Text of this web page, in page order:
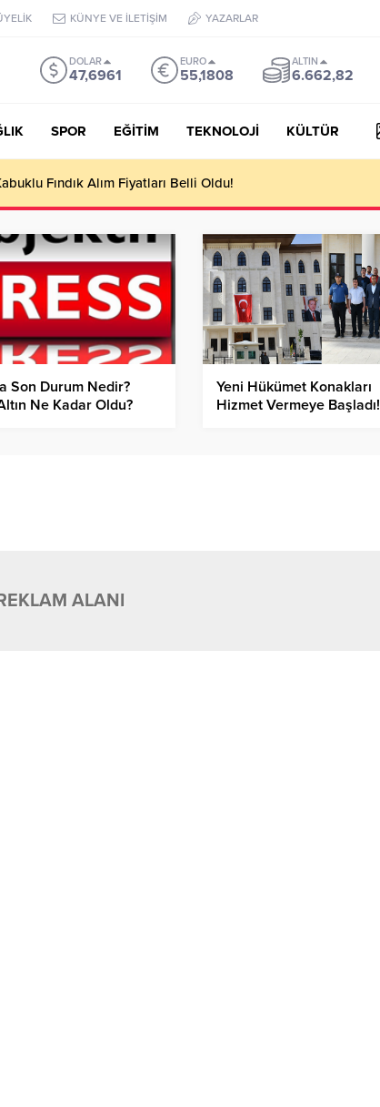
KÜNYE VE İLETİŞİM YAZARLAR
DOLAR
47,6961
EURO
55,1808
ALTIN
6.662,82
SPOR EĞİTİM TEKNOLOJİ KÜLTÜR
Fındık Alım Fiyatları Belli Oldu!
Son Durum Nedir?
Ne Kadar Oldu?
Yeni Hükümet Konakları
Hizmet Vermeye Başladı!
ALANI